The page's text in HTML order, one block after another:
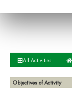
All Activities
Objectives of Activity